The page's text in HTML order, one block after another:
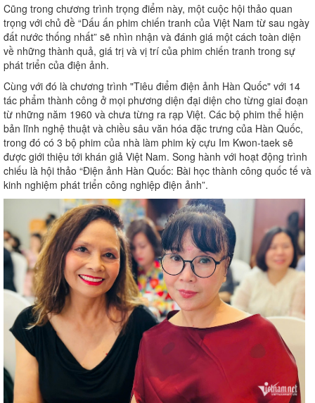
Cũng trong chương trình trọng điểm này, một cuộc hội thảo quan
trọng với chủ đề “Dấu ấn phim chiến tranh của Việt Nam từ sau ngày
đất nước thống nhất” sẽ nhìn nhận và đánh giá một cách toàn diện
về những thành quả, giá trị và vị trí của phim chiến tranh trong sự
phát triển của điện ảnh.
Cùng với đó là chương trình "Tiêu điểm điện ảnh Hàn Quốc" với 14
tác phẩm thành công ở mọi phương diện đại diện cho từng giai đoạn
từ những năm 1960 và chưa từng ra rạp Việt. Các bộ phim thể hiện
bản lĩnh nghệ thuật và chiều sâu văn hóa đặc trưng của Hàn Quốc,
trong đó có 3 bộ phim của nhà làm phim kỳ cựu Im Kwon-taek sẽ
được giới thiệu tới khán giả Việt Nam. Song hành với hoạt động trình
chiếu là hội thảo “Điện ảnh Hàn Quốc: Bài học thành công quốc tế và
kinh nghiệm phát triển công nghiệp điện ảnh”.